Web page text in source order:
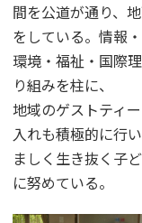
間を公道が通り、
をしている。情報・
環境・福祉・国際
り組みを柱に、
地域のゲストティ
入れも積極的に行
ましく生き抜く子
に努めている。